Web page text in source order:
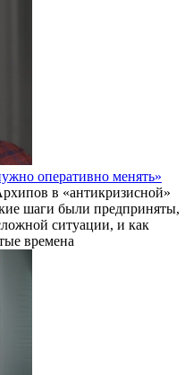
оперативно менять»
в «антикризисной»
шаги были предприняты,
ситуации, и как
времена